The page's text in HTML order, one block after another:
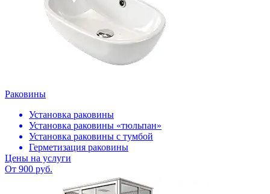
Раковины
Установка раковины
Установка раковины «тюльпан»
Установка раковины с тумбой
Герметизация раковины
Цены на услуги
От 900 руб.